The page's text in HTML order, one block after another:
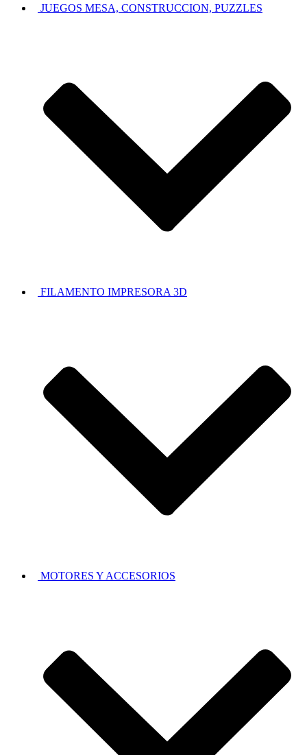
JUEGOS MESA, CONSTRUCCION, PUZZLES
FILAMENTO IMPRESORA 3D
MOTORES Y ACCESORIOS